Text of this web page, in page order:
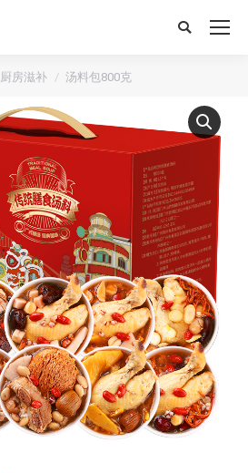
搜
厨房滋补 汤料包800克